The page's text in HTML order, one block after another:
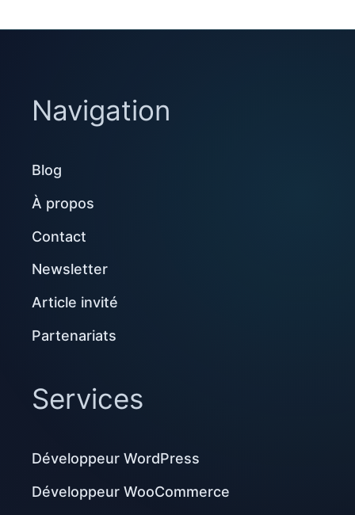
Navigation
Blog
À propos
Contact
Newsletter
Article invité
Partenariats
Services
Développeur WordPress
Développeur WooCommerce